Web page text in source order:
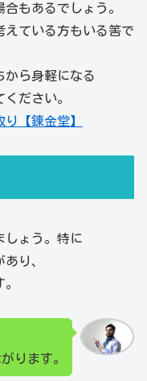
もあるでしょう。
えている方もいる筈で
から身軽になる
ださい。
【錬金堂】
しょう。特に
り、
ります。